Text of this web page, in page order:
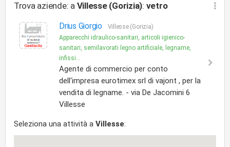
Trova aziende: a Villesse (Gorizia): vetro
Drius Giorgio
Villesse (Gorizia)
Apparecchi idraulico-sanitari, articoli igienico-
sanitari, semilavorati legno artificiale, legname,
infissi...
Agente di commercio per conto
dell'impresa eurotimex srl di vajont , per la
vendita di legname. - via De Jacomini 6
Villesse
Seleziona una attività a Villesse: